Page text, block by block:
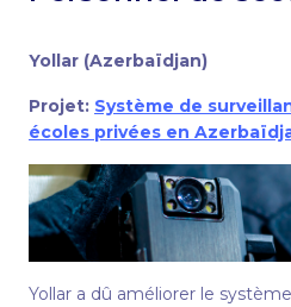
Yollar (Azerbaïdjan)
Projet: Système de
écoles privées en
Yollar a dû améliorer le